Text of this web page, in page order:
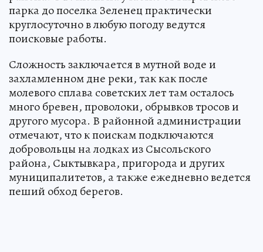
парка до поселка Зеленец практически
круглосуточно в любую погоду ведутся
поисковые работы.
Сложность заключается в мутной воде и
захламленном дне реки, так как после
молевого сплава советских лет там осталось
много бревен, проволоки, обрывков тросов и
другого мусора. В районной администрации
отмечают, что к поискам подключаются
добровольцы на лодках из Сысольского
района, Сыктывкара, пригорода и других
муниципалитетов, а также ежедневно ведется
пеший обход берегов.